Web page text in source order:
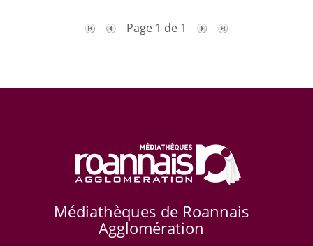
Page 1 de 1
Médiathèques de Roannais
Agglomération